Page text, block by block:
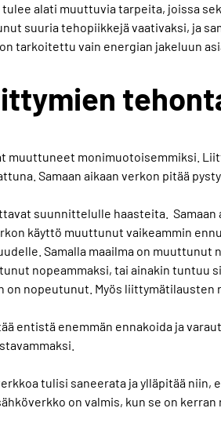
alati muuttuvia tarpeita, joissa
suuria tehopiikkejä vaativaksi, ja
tarkoitettu vain energian jakeluun
muuttuneet monimuotoisemmiksi.
Samaan aikaan verkon pitää
suunnittelulle haasteita.
käyttö muuttunut vaikeammin
Samalla maailma on muuttunut
nopeammaksi, tai ainakin tuntuu
on nopeutunut. Myös
entistä enemmän ennakoida ja
tulisi saneerata ja ylläpitää
on valmis, kun se on kerran